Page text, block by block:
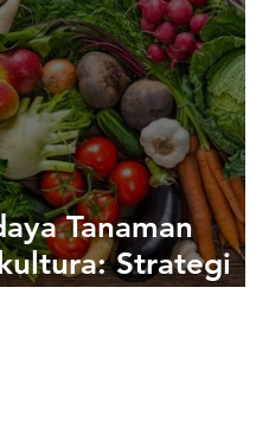
Tanaman
Strategi